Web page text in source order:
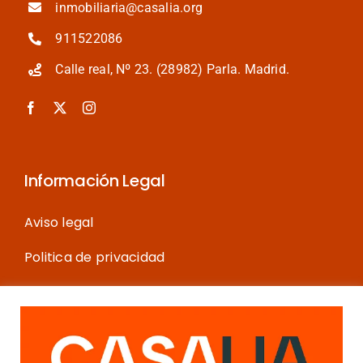
inmobiliaria@casalia.org
911522086
Calle real, Nº 23. (28982) Parla. Madrid.
Información Legal
Aviso legal
Politica de privacidad
Política de cookies